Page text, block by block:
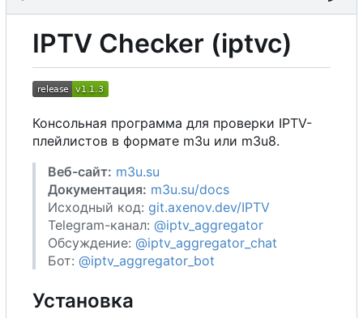
IPTV Checker (iptvc)
Консольная программа для проверки IPTV-
плейлистов в формате m3u или m3u8.
Веб-сайт: m3u.su
Документация: m3u.su/docs
Исходный код: git.axenov.dev/IPTV
Telegram-канал: @iptv_aggregator
Обсуждение: @iptv_aggregator_chat
Бот: @iptv_aggregator_bot
Установка